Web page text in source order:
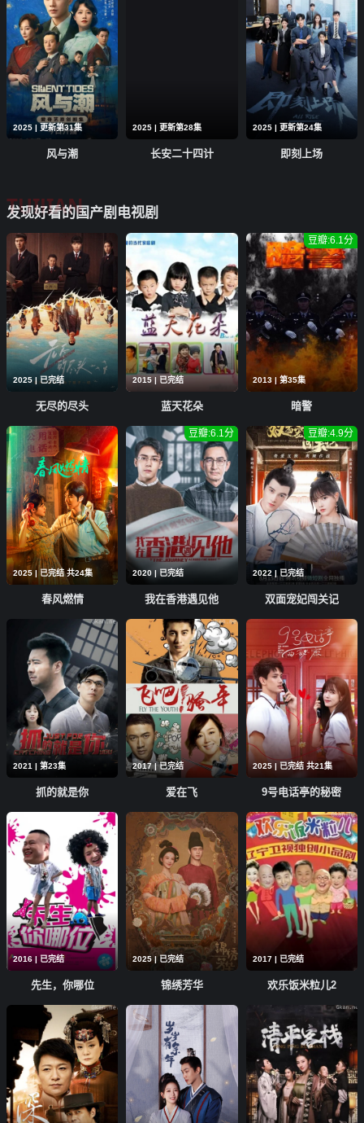
2025 | 更新第31集
风与潮
2025 | 更新第28集
长安二十四计
2025 | 更新第24集
即刻上场
发现好看的国产剧电视剧
TUIJIAN
2025 | 已完结
无尽的尽头
2015 | 已完结
蓝天花朵
2013 | 第35集
豆瓣:6.1分
暗警
2025 | 已完结 共24集
春风燃情
2020 | 已完结
豆瓣:6.1分
我在香港遇见他
2022 | 已完结
豆瓣:4.9分
双面宠妃闯关记
2021 | 第23集
抓的就是你
2017 | 已完结
爱在飞
2025 | 已完结 共21集
9号电话亭的秘密
2016 | 已完结
先生，你哪位
2025 | 已完结
锦绣芳华
2017 | 已完结
欢乐饭米粒儿2